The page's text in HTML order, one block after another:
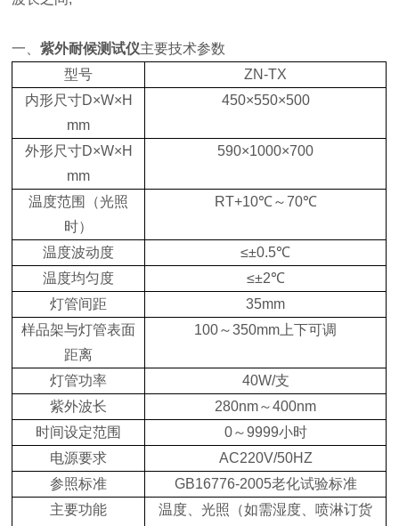
一、紫外耐候测试仪主要技术参数
型号
ZN-TX
内形尺寸D×W×H
mm
450×550×500
外形尺寸D×W×H
mm
590×1000×700
温度范围（光照
时）
RT+10℃～70℃
温度波动度
≤±0.5℃
温度均匀度
≤±2℃
灯管间距
35mm
样品架与灯管表面
距离
100～350mm上下可调
灯管功率
40W/支
紫外波长
280nm～400nm
时间设定范围
0～9999小时
电源要求
AC220V/50HZ
参照标准
GB16776-2005老化试验标准
主要功能
温度、光照（如需湿度、喷淋订货